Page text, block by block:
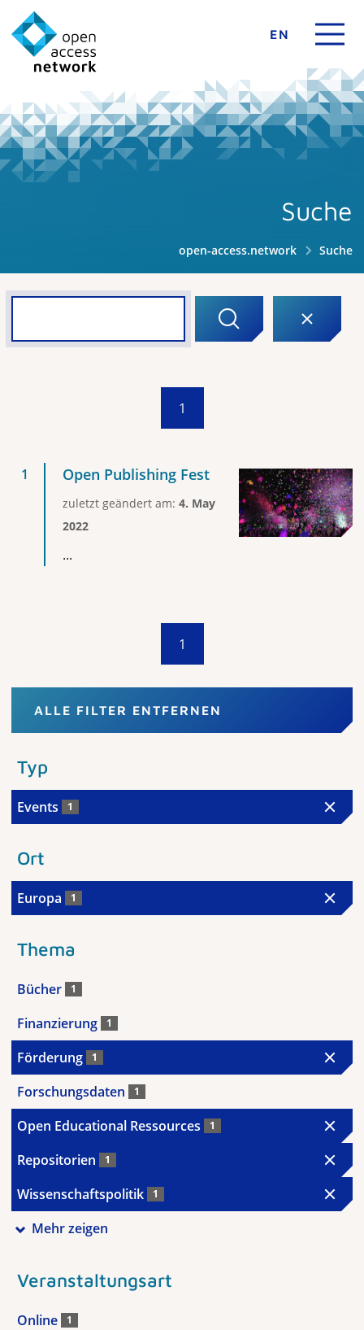
EN
Suche
open-access.network Suche
1
Open Publishing Fest
zuletzt geändert am: 4. May
2022
...
1
ALLE FILTER ENTFERNEN
Typ
Events 1
Ort
Europa 1
Thema
Bücher 1
Finanzierung 1
Förderung 1
Forschungsdaten 1
Open Educational Ressources 1
Repositorien 1
Wissenschaftspolitik 1
Mehr zeigen
Veranstaltungsart
Online 1